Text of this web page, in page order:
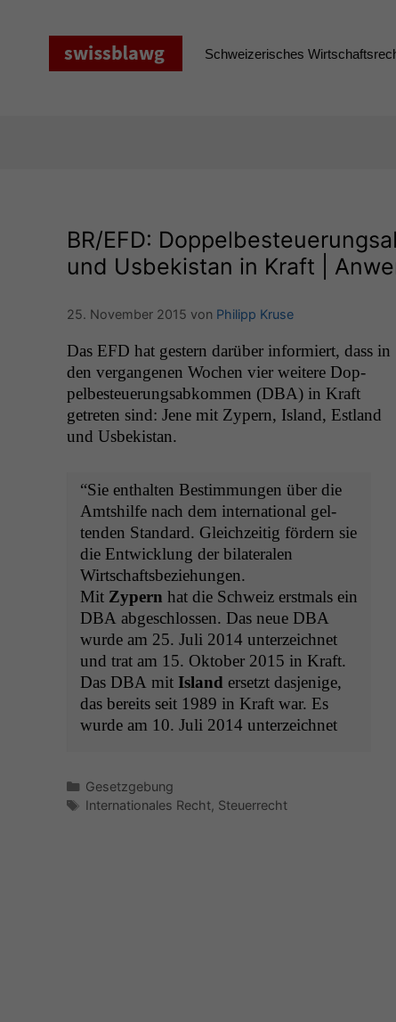
Schweizerisches
BR/EFD:
und Usbekistan in Kraft |
25. November 2015 von Philipp Kruse
Das EFD hat gestern darüber informiert, dass in
den ver­gan­genen Wochen vier weit­ere Dop­
pelbesteuerungsabkom­men (DBA) in Kraft
getreten sind: Jene mit Zypern, Island, Est­land
und Usbekistan.
“Sie enthal­ten Bes­tim­mungen über die
Amt­shil­fe nach dem inter­na­tion­al gel­
tenden Stan­dard. Gle­ichzeit­ig fördern sie
die Entwick­lung der bilat­eralen
Wirtschafts­beziehun­gen.
Mit Zypern hat die Schweiz erst­mals ein
DBA abgeschlossen. Das neue DBA
wurde am 25. Juli 2014 unterze­ich­net
und trat am 15. Okto­ber 2015 in Kraft.
Das DBA mit Island erset­zt das­jenige,
das bere­its seit 1989 in Kraft war. Es
wurde am 10. Juli 2014 unterze­ich­net
Kategorien
Gesetzgebung
Schlagwörter
Internationales Recht, Steuerrecht